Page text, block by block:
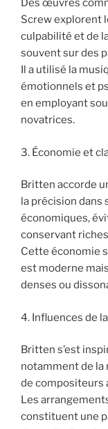
Des œuvres
Screw explorent
culpabilité et de
souvent sur des
Il a utilisé la
émotionnels et
en employant
novatrices.
3. Économie et
Britten accorde
la précision dans
économiques,
conservant
Cette économie
est moderne
denses ou
4. Influences de
Britten s’est
notamment de
de compositeurs
Les
constituent une